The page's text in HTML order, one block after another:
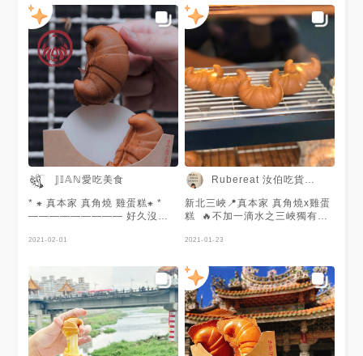
油 口味 但胖V還是最愛起司 超
濃郁~❤ 搭配店家的無糖 #蜜香
紅茶 也很不錯喔！ - 🚩真本家
🚇新北市三峽區民權街35號(警
局斜對面) 📞0975 325 822 ⏰
AM11:00~PM20:00 🚫週二
#popdaily #popyummy
#instafoodie #instagood
#instagram #instadaily
#igfood #foodie #foodporn
#newtaipei #taipeifood #新北
美食 #三峽老街 #真本家 #三峽
美食 #新北下午茶 #新北 #相機
食先 #跟著胖v一起吃 #胖v吃新
北
起來外皮較為酥脆，口感濃厚，
我買的是起司口味，這起司很厲
害，會牽絲，很長的絲，和蛋糕
搭配起來還挺不錯的，喜歡！
牽手起司60元 真本家x真角燒
雞蛋糕 新北市三峽區長福街2號
正對面 週一至週日 11：00-
21：00 週二公休
#三峽美食 #雞蛋糕 #三峽老街
食日記 #銅板美食 #台灣美食#
美食推薦 #台北美食 #美味點心
#食記 #相機先食 #工作達人 #
好吃 #foody_tw#點心時間#點
心#台北美食#拌手禮#必吃#新
北美食
必吃美食#推薦美食#蛋糕#起司
𝕁𝕀𝔸ℕ愛吃美食
* ⁕ 真本家 真角燒 雞蛋糕⁕ *
—————————​ 好久沒去
福橋的方向就會看到，木製小推
有鹹也有甜 ⠀⠀⠀⠀⠀⠀⠀⠀⠀⠀⠀​
玻璃窗內一顆一顆脫模的雞蛋
糕，看光澤感就覺得皮很脆♡(*
´･ω･)現點現烤保持最佳風味
⠀⠀⠀⠀⠀⠀⠀⠀⠀⠀⠀​ ▪️ 黑糖麻糬
$60 ⠀⠀⠀⠀⠀⠀⠀⠀⠀⠀⠀​ 一份五
顆，蛋奶香十足，外皮脆，裡面
2021-02-01
新北三峽📍真本家 真角燒x雞蛋
糕 🔥不加一滴水之三峽獨有金
的名字叫做「真角燒」 土生土
光大 真材實料一滴水都沒有！
✎ 出處：真本家 FB
————————— 總是被真
本家老闆分享的特色口味雞蛋糕
燒到！ 善用當地農場品，根據
季節或是節日變化推出特色口味
瓜仔肉、打拋豬、包餡湯圓、草
2021-01-23